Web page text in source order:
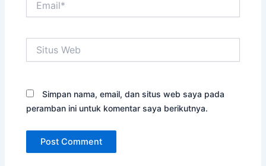
Web
Simpan nama, email, dan situs web saya pada
peramban ini untuk komentar saya berikutnya.